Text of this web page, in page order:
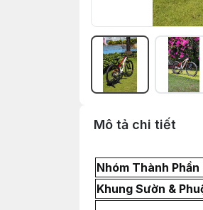
Mô tả chi tiết
Nhóm Thành Phần
Khung Sườn &